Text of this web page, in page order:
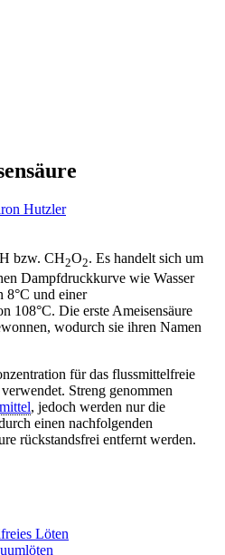
Hutzler
bzw. CH2O2. Es handelt sich um
Dampfdruckkurve wie Wasser
8°C und einer
108°C. Die erste Ameisensäure
wodurch sie ihren Namen
für das flussmittelfreie
verwendet. Streng genommen
, jedoch werden nur die
einen nachfolgenden
rückstandsfrei entfernt werden.
Löten